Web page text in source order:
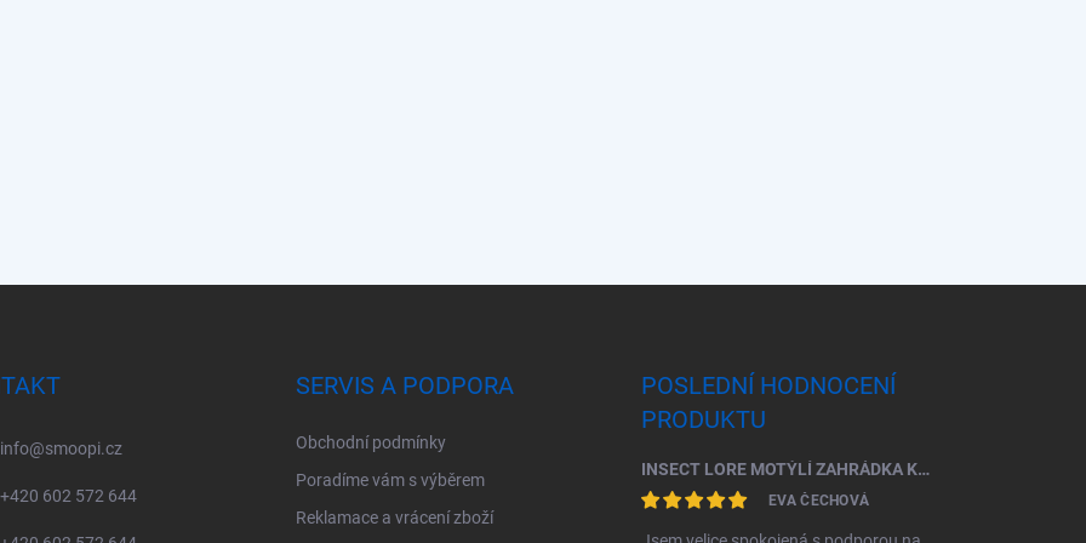
info@smoopi.cz
+420 602 572 644
SERVIS A PODPORA
Obchodní podmínky
Poradíme vám s výběrem
Reklamace a vrácení zboží
POSLEDNÍ HODNOCENÍ
PRODUKTU
INSECT LORE MOTÝLÍ ZAHRÁDKA KOMPLETNÍ ŠKOLNÍ SADA (33 HOUSENEK)
EVA ČECHOVÁ